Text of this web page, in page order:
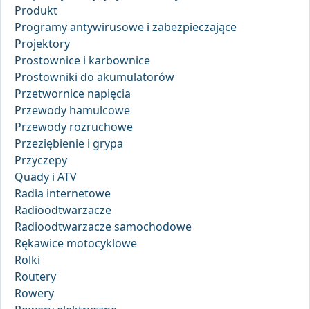
Produkt
Programy antywirusowe i zabezpieczające
Projektory
Prostownice i karbownice
Prostowniki do akumulatorów
Przetwornice napięcia
Przewody hamulcowe
Przewody rozruchowe
Przeziębienie i grypa
Przyczepy
Quady i ATV
Radia internetowe
Radioodtwarzacze
Radioodtwarzacze samochodowe
Rękawice motocyklowe
Rolki
Routery
Rowery